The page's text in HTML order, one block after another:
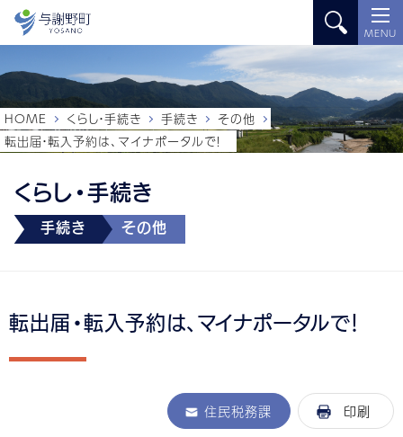
MENU
くらし・手続き
手続き その他
HOME くらし・手続き 手続き
その他
転出届・転入予約は、マイナポータルで！
転出届・転入予約は、マイナポータルで！
住民税務課 印刷